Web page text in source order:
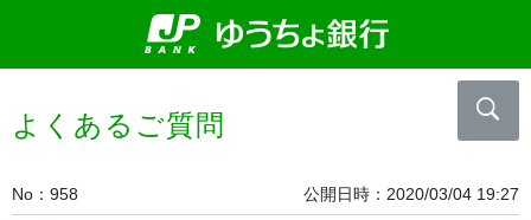
よくあるご質問
No 958 公開日時 2020/03/04 19:27